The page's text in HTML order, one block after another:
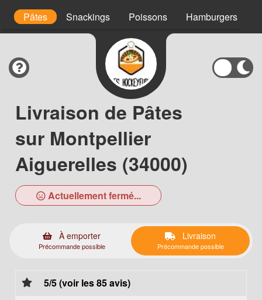
Pâtes Snackings Poissons Hamburgers
Livraison de Pâtes
sur Montpellier
Aiguerelles (34000)
Actuellement fermé...
À emporter
Précommande possible
Livraison
Précommande possible
5/5 (voir les 85 avis)